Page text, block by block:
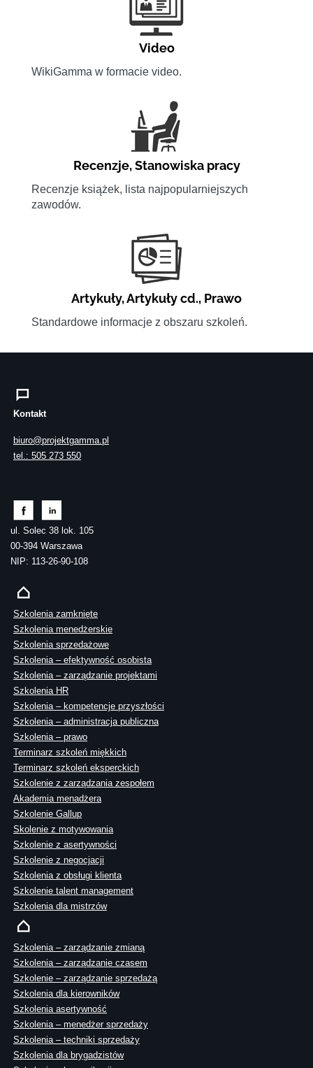
Video
WikiGamma w formacie video.
Recenzje,Stanowiska pracy
Recenzje książek, lista najpopularniejszych
zawodów.
Artykuły,Artykuły cd., Prawo
Standardowe informacje z obszaru szkoleń.
Kontakt
biuro@projektgamma.pl
tel.: 505 273 550
ul. Solec 38 lok. 105
00-394 Warszawa
NIP: 113-26-90-108
Szkolenia zamknięte
Szkolenia menedżerskie
Szkolenia sprzedażowe
Szkolenia – efektywność osobista
Szkolenia – zarządzanie projektami
Szkolenia HR
Szkolenia – kompetencje przyszłości
Szkolenia – administracja publiczna
Szkolenia – prawo
Terminarz szkoleń miękkich
Terminarz szkoleń eksperckich
Szkolenie z zarządzania zespołem
Akademia menadżera
Szkolenie Gallup
Skolenie z motywowania
Szkolenie z asertywności
Szkolenie z negocjacji
Szkolenia z obsługi klienta
Szkolenie talent management
Szkolenia dla mistrzów
Szkolenia – zarządzanie zmianą
Szkolenia – zarządzanie czasem
Szkolenie – zarządzanie sprzedażą
Szkolenia dla kierowników
Szkolenia asertywność
Szkolenia – menedżer sprzedaży
Szkolenia – techniki sprzedaży
Szkolenia dla brygadzistów